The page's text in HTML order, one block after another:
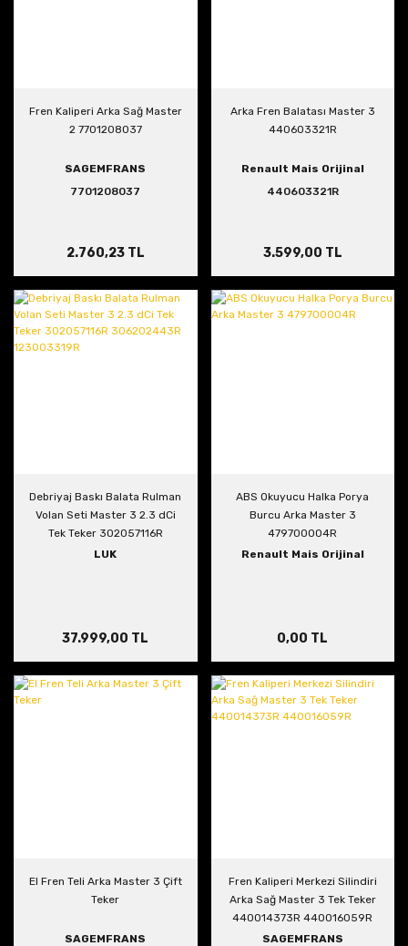
Fren Kaliperi Arka Sağ Master
2 7701208037
SAGEMFRANS
7701208037
2.760,23 TL
Arka Fren Balatası Master 3
440603321R
Renault Mais Orijinal
440603321R
3.599,00 TL
Debriyaj Baskı Balata Rulman
Volan Seti Master 3 2.3 dCi
Tek Teker 302057116R
306202443R 123003319R
LUK
37.999,00 TL
ABS Okuyucu Halka Porya
Burcu Arka Master 3
479700004R
Renault Mais Orijinal
0,00 TL
El Fren Teli Arka Master 3 Çift
Teker
SAGEMFRANS
Fren Kaliperi Merkezi Silindiri
Arka Sağ Master 3 Tek Teker
440014373R 440016059R
SAGEMFRANS